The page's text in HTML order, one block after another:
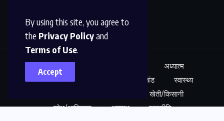
By using this site, you agree to
the Privacy Policyand
Terms of Use.
Accept
ऊधम सिंह नगर
अध्यात्म
कारोबार
अपराध उत्तराखंड
स्वास्थ्य
खेती/किसानी
शोध/आविष्कार
अपराध राजनीति